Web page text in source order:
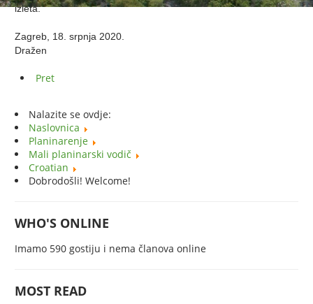
izleta.
Zagreb, 18. srpnja 2020.
Dražen
Pret
Nalazite se ovdje:
Naslovnica
Planinarenje
Mali planinarski vodič
Croatian
Dobrodošli! Welcome!
WHO'S ONLINE
Imamo 590 gostiju i nema članova online
MOST READ